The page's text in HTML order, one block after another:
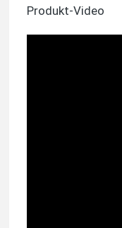
Produkt-Video